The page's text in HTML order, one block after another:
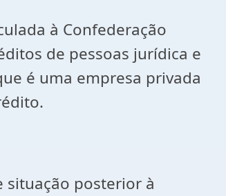
à Confederação
de pessoas jurídica e
é uma empresa privada
situação posterior à